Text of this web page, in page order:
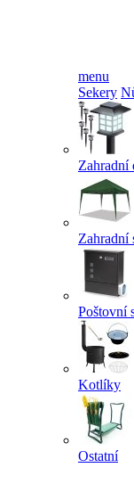
menu
Sekery
Zahradní
Zahradní
Poštovní
Kotlíky
Ostatní